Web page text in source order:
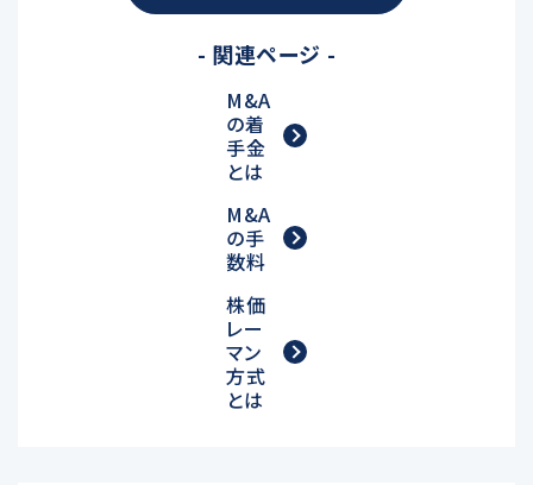
- 関連ページ -
M&A
の着
手金
とは
M&A
の手
数料
株価
レー
マン
方式
とは